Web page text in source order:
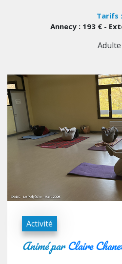
Tarifs :
Annecy : 193 € -
Adulte
Activité
Animé parClaire